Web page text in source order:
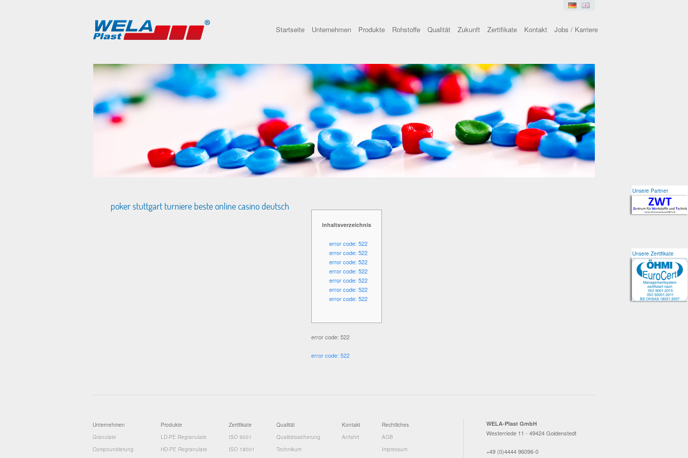
Startseite Unternehmen Produkte Rohstoffe Qualität Zukunft Zertifikate Kontakt Jobs / Karriere
poker stuttgart turniere beste online casino deutsch
inhaltsverzeichnis
error code: 522
error code: 522
error code: 522
error code: 522
error code: 522
error code: 522
error code: 522
error code: 522
error code: 522
Unsere Partner
Unsere Zertifikate
Unsere Partner
Unsere Zertifikate
Unternehmen
Granulate
Compoundierung
Produkte
LD-PE Regranulate
HD-PE Regranulate
Zertifikate
ISO 9001
ISO 18001
Qualität
Qualitätssicherung
Technikum
Kontakt
Anfahrt
Rechtliches
AGB
Impressum
WELA-Plast GmbH
Westerriede 11 - 49424 Goldenstedt
+49 (0)4444 96096-0